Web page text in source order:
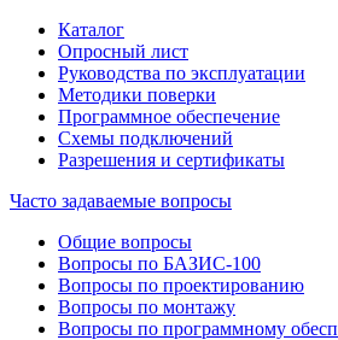
Каталог
Опросный лист
Руководства по эксплуатации
Методики поверки
Программное обеспечение
Схемы подключений
Разрешения и сертификаты
Часто задаваемые вопросы
Общие вопросы
Вопросы по БАЗИС-100
Вопросы по проектированию
Вопросы по монтажу
Вопросы по программному